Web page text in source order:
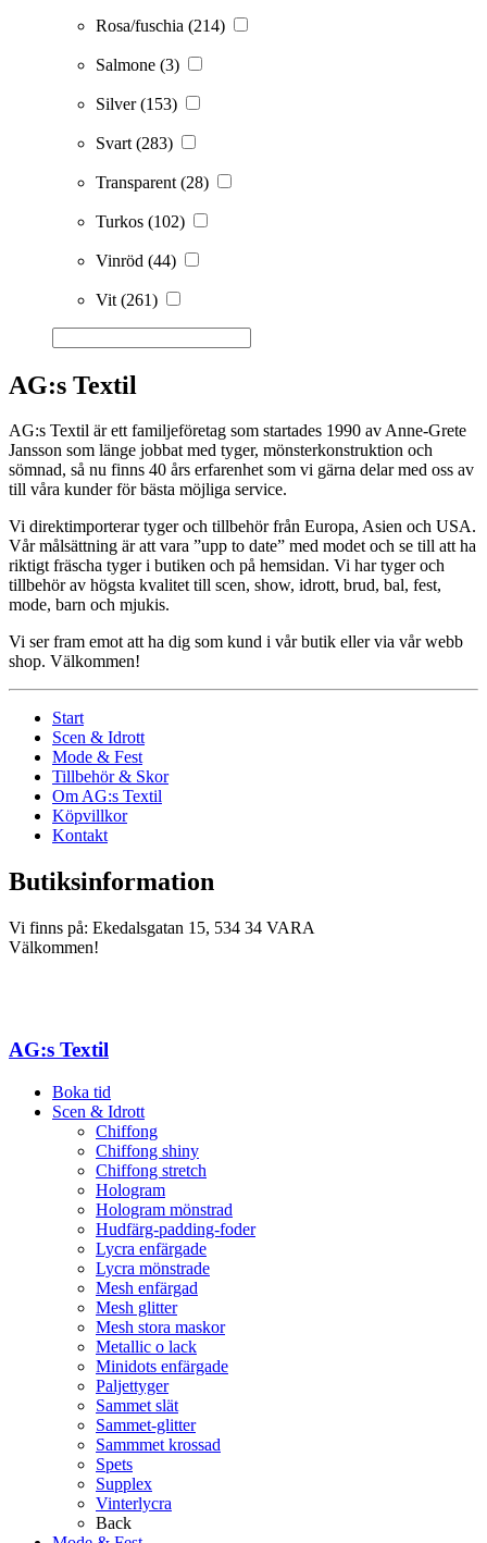
Rosa/fuschia (214)
Salmone (3)
Silver(153)
Svart (283)
Transparent (28)
Turkos (102)
Vinröd (44)
Vit (261)
AG:s Textil
AG:s Textil är ett familjeföretag som startades 1990 av Anne-Grete
Jansson som länge jobbat med tyger, mönsterkonstruktion och
sömnad, så nu finns 40 års erfarenhet som vi gärna delar med oss av
till våra kunder för bästa möjliga service.
Vi direktimporterar tyger och tillbehör från Europa, Asien och USA.
Vår målsättning är att vara ”upp to date” med modet och se till att ha
riktigt fräscha tyger i butiken och på hemsidan. Vi har tyger och
tillbehör av högsta kvalitet till scen, show, idrott, brud, bal, fest,
mode, barn och mjukis.
Vi ser fram emot att ha dig som kund i vår butik eller via vår webb
shop. Välkommen!
Start
Scen & Idrott
Mode & Fest
Tillbehör & Skor
Om AG:s Textil
Köpvillkor
Kontakt
Butiksinformation
Vi finns på: Ekedalsgatan 15, 534 34 VARA
Välkommen!
AG:s Textil
Boka tid
Scen & Idrott
Chiffong
Chiffong shiny
Chiffong stretch
Hologram
Hologram mönstrad
Hudfärg-padding-foder
Lycra enfärgade
Lycra mönstrade
Mesh enfärgad
Mesh glitter
Mesh stora maskor
Metallic o lack
Minidots enfärgade
Paljettyger
Sammet slät
Sammet-glitter
Sammmet krossad
Spets
Supplex
Vinterlycra
Back